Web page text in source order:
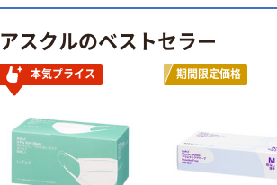
アスクルのベストセラー
本気プライス 期間限定価格